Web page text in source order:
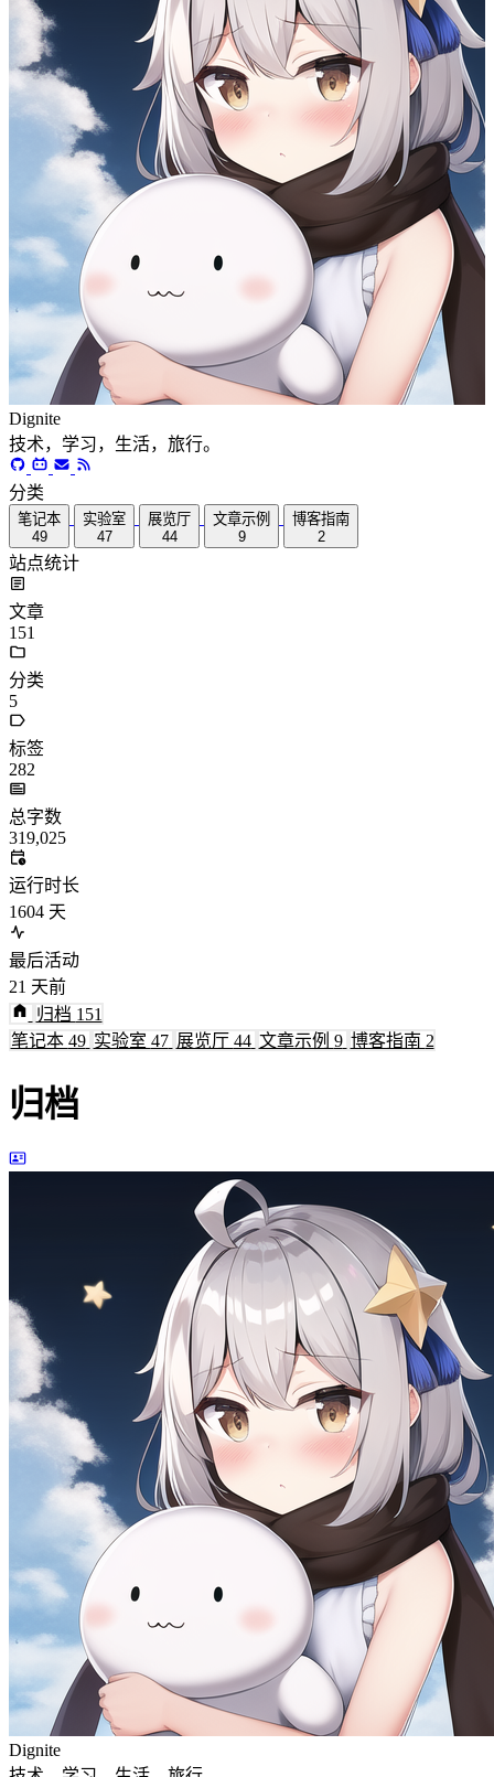
Dignite
技术，学习，生活，旅行。
分类
笔记本
49
实验室
47
展览厅
44
文章示例
9
博客指南
2
站点统计
文章
151
分类
5
标签
282
总字数
319,025
运行时长
1604 天
最后活动
21 天前
归档 151
笔记本 49 实验室 47 展览厅 44 文章示例 9 博客指南 2
归档
Dignite